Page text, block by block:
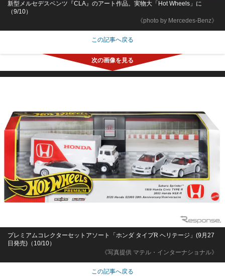
《photo by Mercedes-Benz》
新型メルセデスベンツ『CLA』のアート作品。実物大「Hot Wheels」に
（9/10）
この記事へ戻る
《写真提供 マテル・インターナショナル》
プレミアムコレクターセットアソート「ホンダ タイプR ヘリテージ」(9月27
日発売)（10/10）
この記事へ戻る